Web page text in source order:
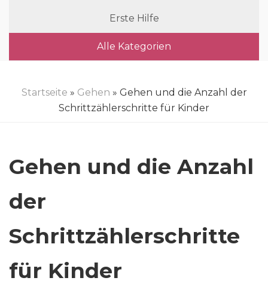
Erste Hilfe
Alle Kategorien
Startseite » Gehen » Gehen und die Anzahl der
Schrittzählerschritte für Kinder
Gehen und die Anzahl
der
Schrittzählerschritte
für Kinder